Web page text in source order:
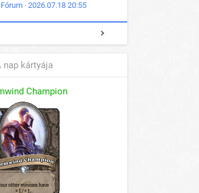
· 2026.07.18 20:55
nap kártyája
Champion